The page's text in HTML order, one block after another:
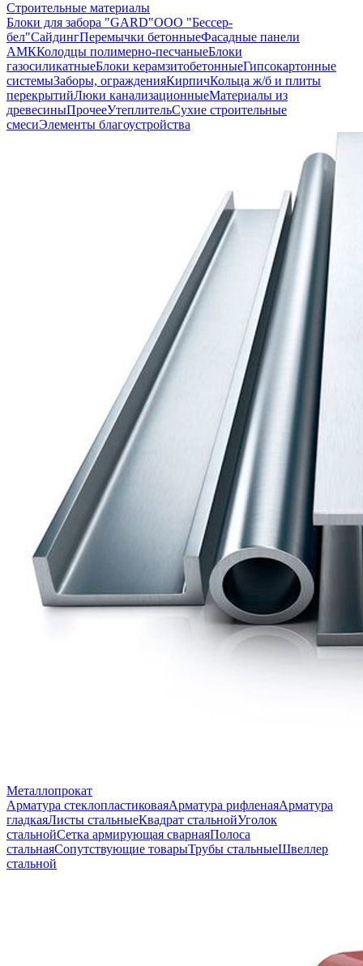
Строительные материалы
Блоки для забора "GARD"ООО "Бессер-
бел"СайдингПеремычки бетонныеФасадные панели
АМККолодцы полимерно-песчаныеБлоки
газосиликатныеБлоки керамзитобетонныеГипсокартонные
системыЗаборы, огражденияКирпичКольца ж/б и плиты
перекрытийЛюки канализационныеМатериалы из
древесиныПрочееУтеплительСухие строительные
смесиЭлементы благоустройства
Металлопрокат
Арматура стеклопластиковаяАрматура рифленаяАрматура
гладкаяЛисты стальныеКвадрат стальнойУголок
стальнойСетка армирующая сварнаяПолоса
стальнаяСопутствующие товарыТрубы стальныеШвеллер
стальной